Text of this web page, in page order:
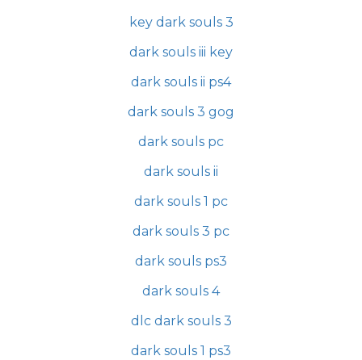
key dark souls 3
dark souls iii key
dark souls ii ps4
dark souls 3 gog
dark souls pc
dark souls ii
dark souls 1 pc
dark souls 3 pc
dark souls ps3
dark souls 4
dlc dark souls 3
dark souls 1 ps3